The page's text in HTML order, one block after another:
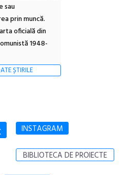
sau
prin muncă.
oficială din
1948-
ȘTIRILE
INSTAGRAM
BIBLIOTECA DE PROIECTE